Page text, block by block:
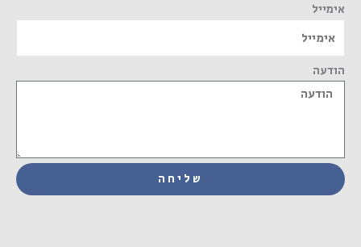
אימייל
הודעה
שליחה